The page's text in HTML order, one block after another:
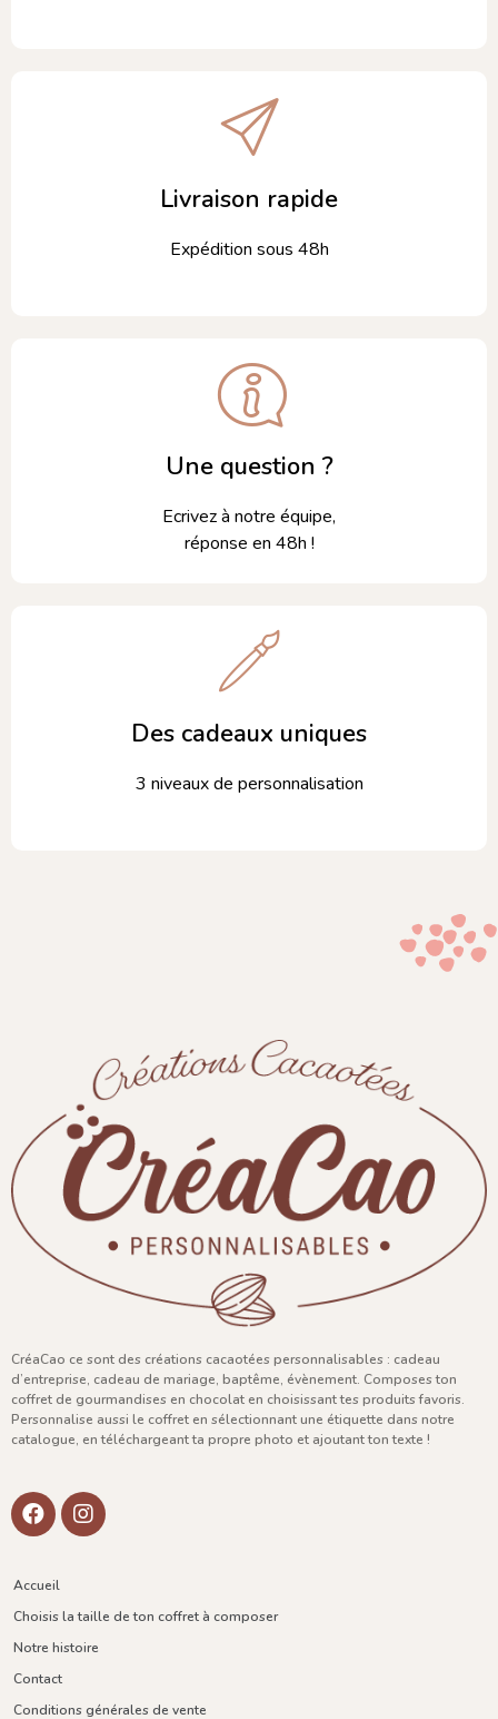
Livraison rapide
Expédition sous 48h
Une question ?
Ecrivez à notre équipe,
réponse en 48h !
Des cadeaux uniques
3 niveaux de personnalisation
CréaCao ce sont des créations cacaotées personnalisables : cadeau
d’entreprise, cadeau de mariage, baptême, évènement. Composes ton
coffret de gourmandises en chocolat en choisissant tes produits favoris.
Personnalise aussi le coffret en sélectionnant une étiquette dans notre
catalogue, en téléchargeant ta propre photo et ajoutant ton texte !
Accueil
Choisis la taille de ton coffret à composer
Notre histoire
Contact
Conditions générales de vente